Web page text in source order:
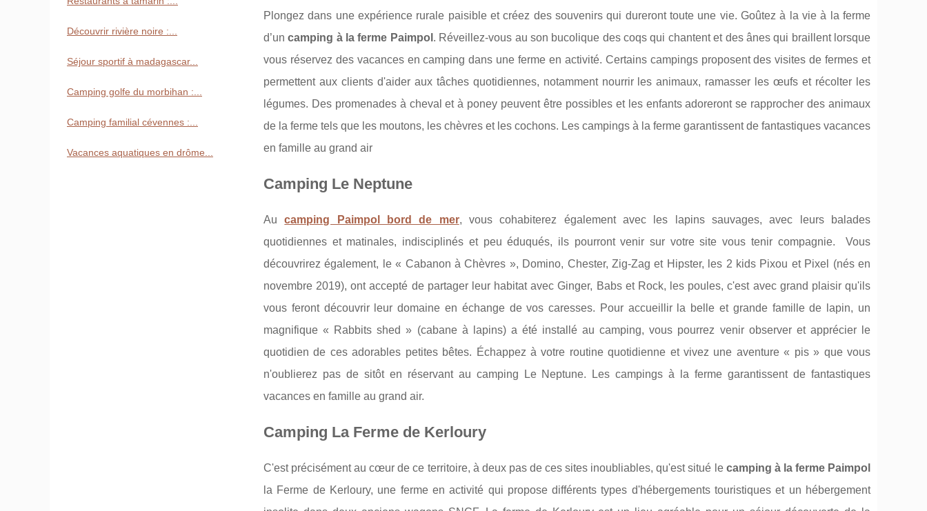
Plongez dans une expérience rurale paisible et créez des souvenirs qui dureront toute une vie. Goûtez à la vie à la ferme
d’uncamping à la ferme Paimpol . Réveillez-vous au son bucolique des coqs qui chantent et des ânes qui braillent lorsque
vous réservez des vacances en camping dans une ferme en activité. Certains campings proposent des visites de fermes et
permettent aux clients d'aider aux tâches quotidiennes, notamment nourrir les animaux, ramasser les œufs et récolter les
légumes. Des promenades à cheval et à poney peuvent être possibles et les enfants adoreront se rapprocher des animaux
de la ferme tels que les moutons, les chèvres et les cochons. Les campings à la ferme garantissent de fantastiques vacances
en famille au grand air
Camping Le Neptune
Aucamping Paimpol bord de mer, vous cohabiterez également avec les lapins sauvages, avec leurs balades
quotidiennes et matinales, indisciplinés et peu éduqués, ils pourront venir sur votre site vous tenir compagnie. Vous
découvrirez également, le « Cabanon à Chèvres », Domino, Chester, Zig-Zag et Hipster, les 2 kids Pixou et Pixel (nés en
novembre 2019), ont accepté de partager leur habitat avec Ginger, Babs et Rock, les poules, c'est avec grand plaisir qu'ils
vous feront découvrir leur domaine en échange de vos caresses. Pour accueillir la belle et grande famille de lapin, un
magnifique « Rabbits shed » (cabane à lapins) a été installé au camping, vous pourrez venir observer et apprécier le
quotidien de ces adorables petites bêtes. Échappez à votre routine quotidienne et vivez une aventure « pis » que vous
n'oublierez pas de sitôt en réservant au camping Le Neptune. Les campings à la ferme garantissent de fantastiques
vacances en famille au grand air.
Camping La Ferme de Kerloury
C'est précisément au cœur de ce territoire, à deux pas de ces sites inoubliables, qu'est situé le camping à la ferme Paimpol
la Ferme de Kerloury, une ferme en activité qui propose différents types d'hébergements touristiques et un hébergement
Découvrir rivière noire :...
Séjour sportif à madagascar...
Camping golfe du morbihan :...
Camping familial cévennes :...
Vacances aquatiques en drôme...